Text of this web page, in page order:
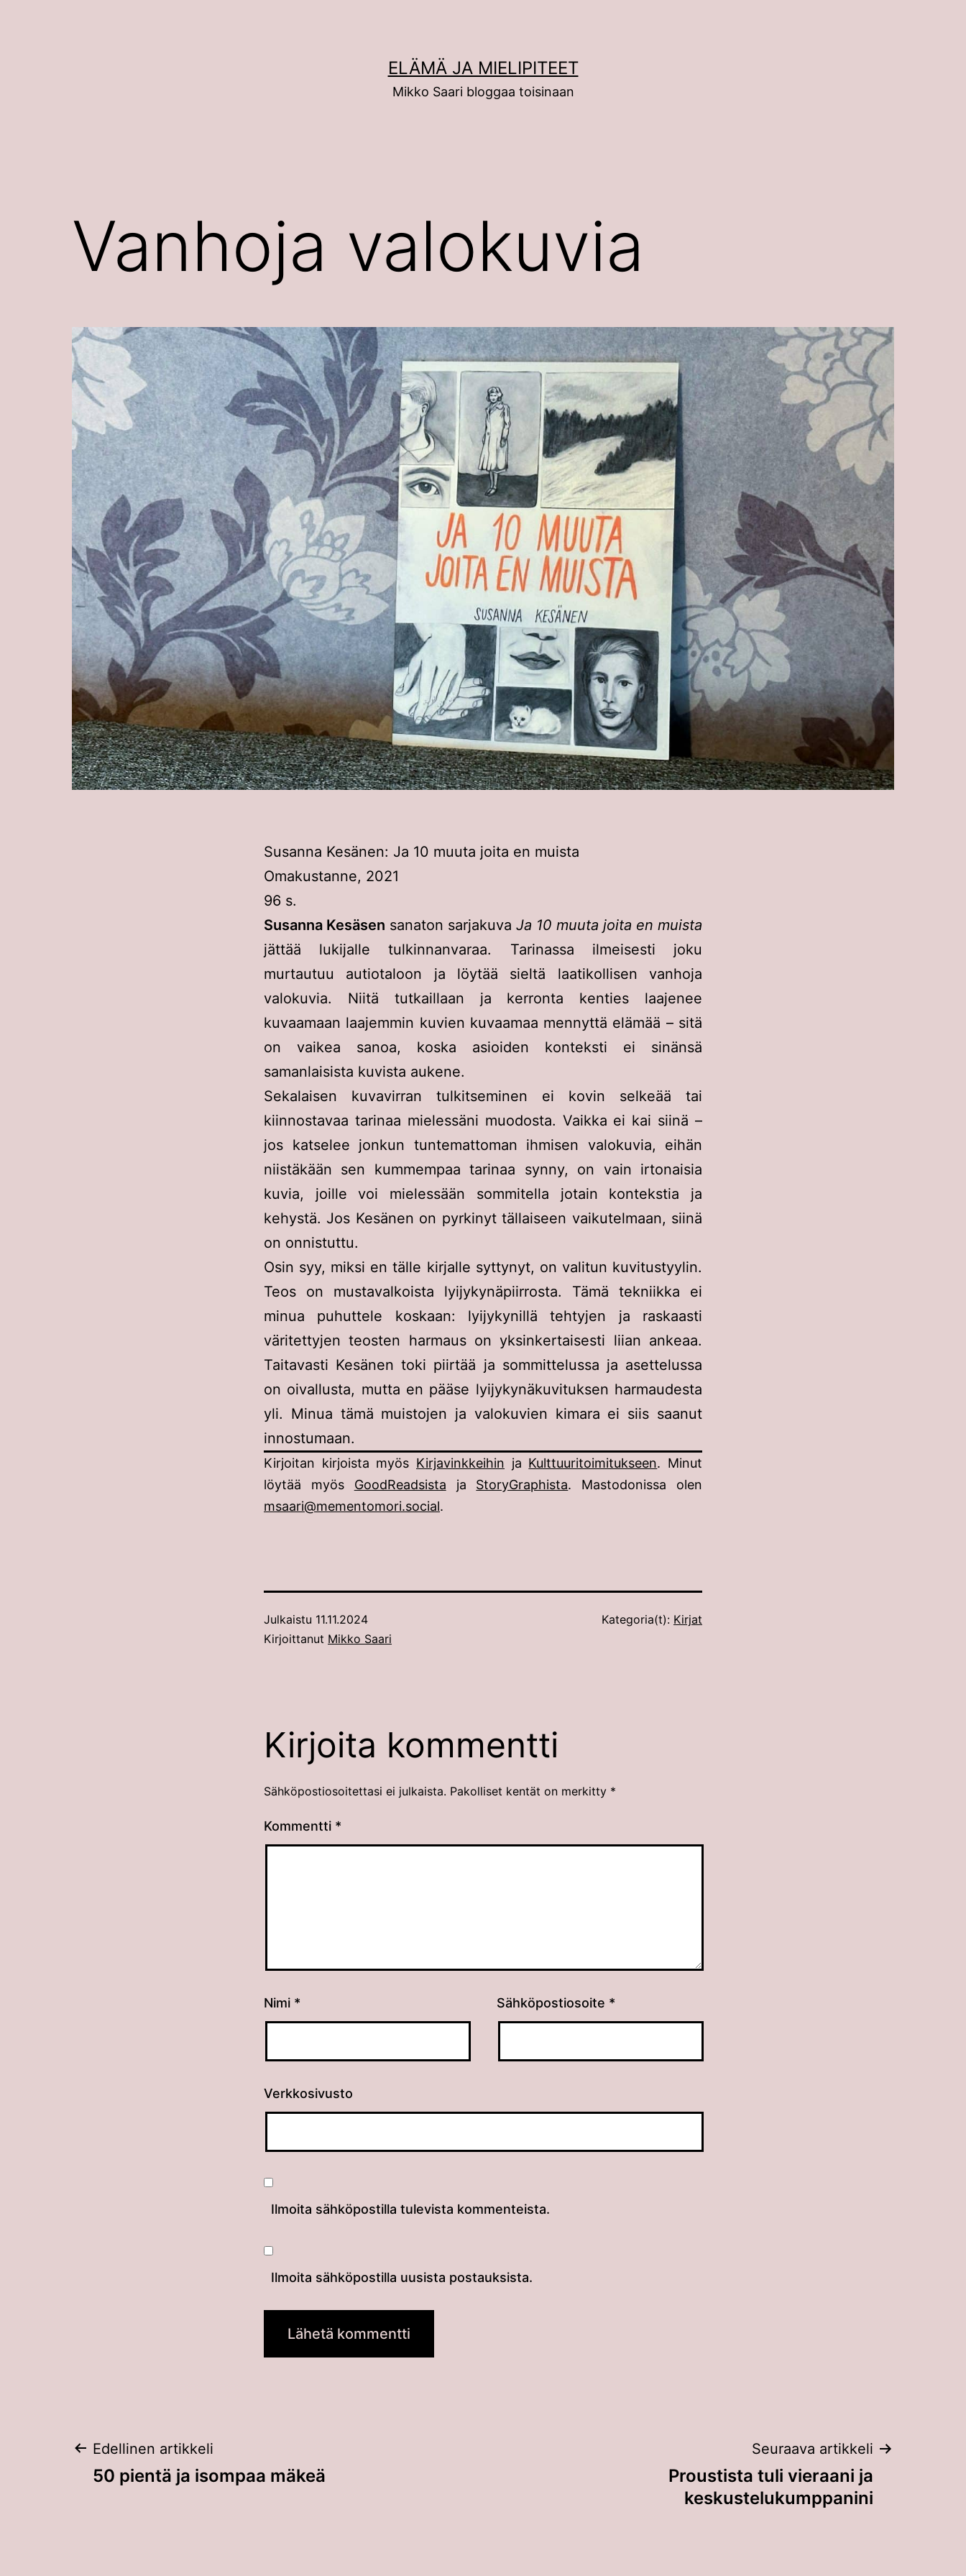
ELÄMÄ JA MIELIPITEET
Mikko Saari bloggaa toisinaan
Vanhoja valokuvia
Susanna Kesänen: Ja 10 muuta joita en muista
Omakustanne, 2021
96 s.
Susanna Kesäsen sanaton sarjakuva Ja 10 muuta joita en muista
jättää lukijalle tulkinnanvaraa. Tarinassa ilmeisesti joku
murtautuu autiotaloon ja löytää sieltä laatikollisen vanhoja
valokuvia. Niitä tutkaillaan ja kerronta kenties laajenee
kuvaamaan laajemmin kuvien kuvaamaa mennyttä elämää – sitä
on vaikea sanoa, koska asioiden konteksti ei sinänsä
samanlaisista kuvista aukene.
Sekalaisen kuvavirran tulkitseminen ei kovin selkeää tai
kiinnostavaa tarinaa mielessäni muodosta. Vaikka ei kai siinä –
jos katselee jonkun tuntemattoman ihmisen valokuvia, eihän
niistäkään sen kummempaa tarinaa synny, on vain irtonaisia
kuvia, joille voi mielessään sommitella jotain kontekstia ja
kehystä. Jos Kesänen on pyrkinyt tällaiseen vaikutelmaan, siinä
on onnistuttu.
Osin syy, miksi en tälle kirjalle syttynyt, on valitun kuvitustyylin.
Teos on mustavalkoista lyijykynäpiirrosta. Tämä tekniikka ei
minua puhuttele koskaan: lyijykynillä tehtyjen ja raskaasti
väritettyjen teosten harmaus on yksinkertaisesti liian ankeaa.
Taitavasti Kesänen toki piirtää ja sommittelussa ja asettelussa
on oivallusta, mutta en pääse lyijykynäkuvituksen harmaudesta
yli. Minua tämä muistojen ja valokuvien kimara ei siis saanut
innostumaan.
Kirjoitan kirjoista myös Kirjavinkkeihin ja Kulttuuritoimitukseen. Minut
löytää myös GoodReadsista ja StoryGraphista. Mastodonissa olen
msaari@mementomori.social.
Julkaistu 11.11.2024
Kirjoittanut Mikko Saari
Kategoria(t): Kirjat
Kirjoita kommentti
Sähköpostiosoitettasi ei julkaista. Pakolliset kentät on merkitty *
Kommentti *
Nimi * Sähköpostiosoite *
Verkkosivusto
Ilmoita sähköpostilla tulevista kommenteista.
Ilmoita sähköpostilla uusista postauksista.
Artikkelien
Edellinen artikkeli
50 pientä ja isompaa mäkeä
Seuraava artikkeli
Proustista tuli vieraani ja
keskustelukumppanini